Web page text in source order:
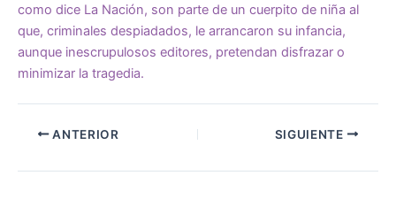
como dice La Nación, son parte de un cuerpito de niña al
que, criminales despiadados, le arrancaron su infancia,
aunque inescrupulosos editores, pretendan disfrazar o
minimizar la tragedia.
ANTERIOR SIGUIENTE